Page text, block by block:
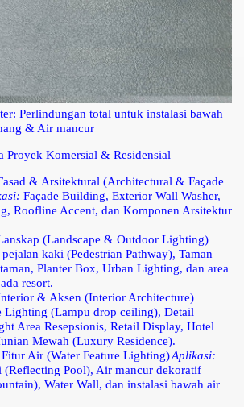
Perlindungan total untuk instalasi bawah
& Air mancur
Proyek Komersial & Residensial
& Arsitektural (Architectural & Façade
Façade Building, Exterior Wall Washer,
Roofline Accent, dan Komponen Arsitektur
(Landscape & Outdoor Lighting)
kaki (Pedestrian Pathway), Taman
Planter Box, Urban Lighting, dan area
resort.
& Aksen (Interior Architecture)
Lighting (Lampu drop ceiling), Detail
Area Resepsionis, Retail Display, Hotel
Mewah (Luxury Residence).
Air (Water Feature Lighting)Aplikasi:
(Reflecting Pool), Air mancur dekoratif
Water Wall, dan instalasi bawah air